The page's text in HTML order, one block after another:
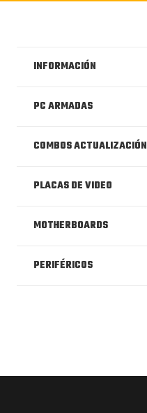
INFORMACIÓN
PC ARMADAS
COMBOS ACTUALIZACIÓN
PLACAS DE VIDEO
MOTHERBOARDS
PERIFÉRICOS